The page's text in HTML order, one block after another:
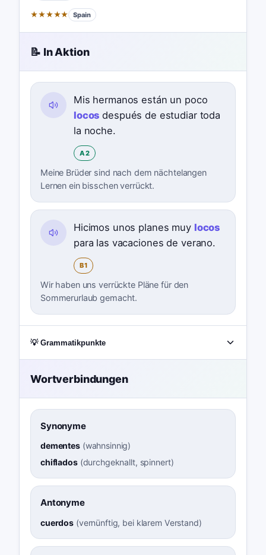
★★★★★ Spain
📝 In Aktion
Mis hermanos están un poco
locos después de estudiar toda
la noche.
A2
Meine Brüder sind nach dem nächtelangen
Lernen ein bisschen verrückt.
Hicimos unos planes muy locos
para las vacaciones de verano.
B1
Wir haben uns verrückte Pläne für den
Sommerurlaub gemacht.
💡 Grammatikpunkte
Wortverbindungen
Synonyme
dementes(wahnsinnig)
chiflados(durchgeknallt, spinnert)
Antonyme
cuerdos (vernünftig, bei klarem Verstand)